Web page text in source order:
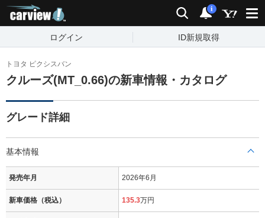
検索 通知
i
ログイン ID新規取得
トヨタ ピクシスバン
クルーズ(MT_0.66)の新車情報・カタログ
グレード詳細
基本情報
発売年月 2026年6月
新車価格（税込） 135.3万円